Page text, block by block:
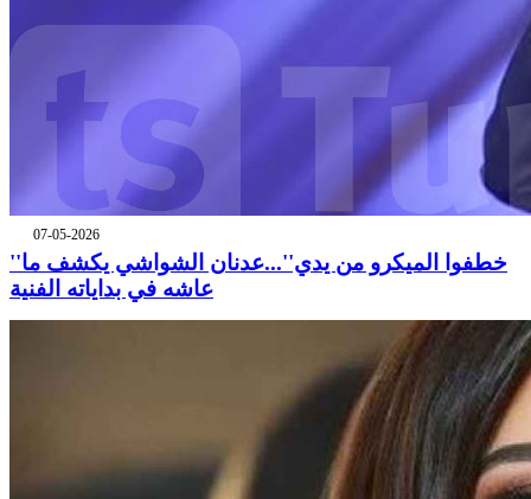
07-05-2026
''خطفوا الميكرو من يدي''...عدنان الشواشي يكشف ما
عاشه في بداياته الفنية